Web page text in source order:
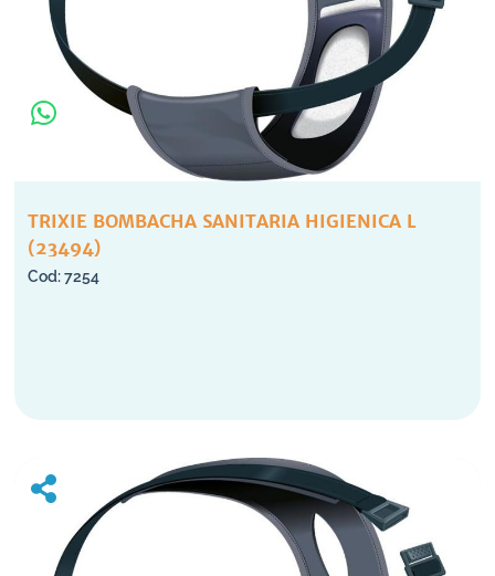
TRIXIE BOMBACHA SANITARIA HIGIENICA L
(23494)
7254